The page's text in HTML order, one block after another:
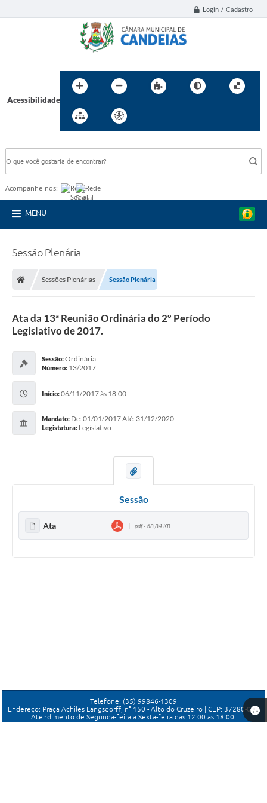
Login / Cadastro
Acessibilidade
Acompanhe-nos:
MENU
Sessão Plenária
Sessões Plenárias Sessão Plenária
Ata da 13ª Reunião Ordinária do 2º Período
Legislativo de 2017.
Sessão:Ordinária
Número: 13/2017
Início:06/11/2017 às 18:00
Mandato: De: 01/01/2017 Até: 31/12/2020
Legistatura: Legislativo
Sessão
Ata pdf - 68,84 KB
Telefone: (35) 99846-1309
Endereço: Praça Achiles Langsdorff, n° 150 - Alto do Cruzeiro | CEP: 37280-000
Atendimento de Segunda-feira a Sexta-feira das 12:00 as 18:00.